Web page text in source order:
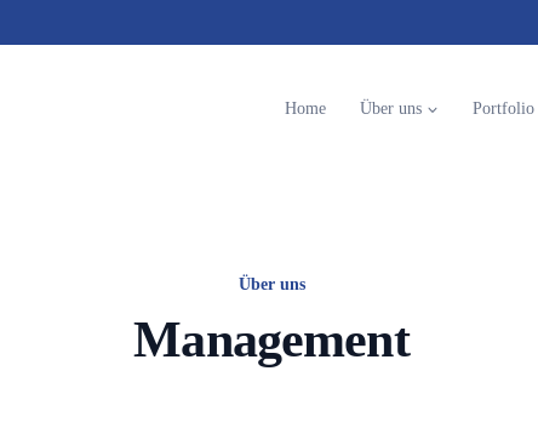
Home Über uns Portfolio
Über uns
Management